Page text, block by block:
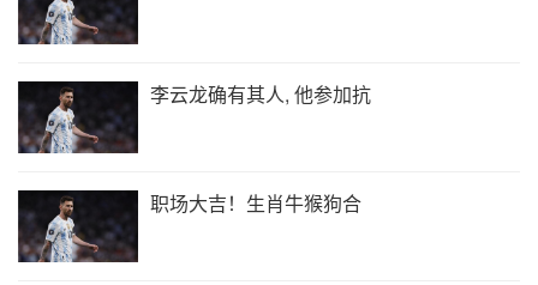
李云龙确有其人, 他参加抗
职场大吉！生肖牛猴狗合